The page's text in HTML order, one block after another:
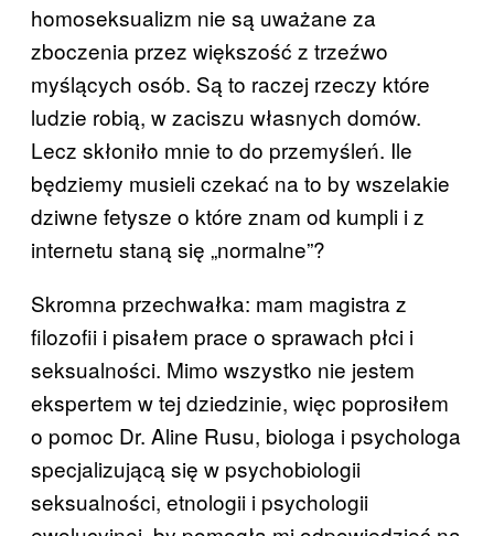
homoseksualizm nie są uważane za
zboczenia przez większość z trzeźwo
myślących osób. Są to raczej rzeczy które
ludzie robią, w zaciszu własnych domów.
Lecz skłoniło mnie to do przemyśleń. Ile
będziemy musieli czekać na to by wszelakie
dziwne fetysze o które znam od kumpli i z
internetu staną się „normalne”?
Skromna przechwałka: mam magistra z
filozofii i pisałem prace o sprawach płci i
seksualności. Mimo wszystko nie jestem
ekspertem w tej dziedzinie, więc poprosiłem
o pomoc Dr. Aline Rusu, biologa i psychologa
specjalizującą się w psychobiologii
seksualności, etnologii i psychologii